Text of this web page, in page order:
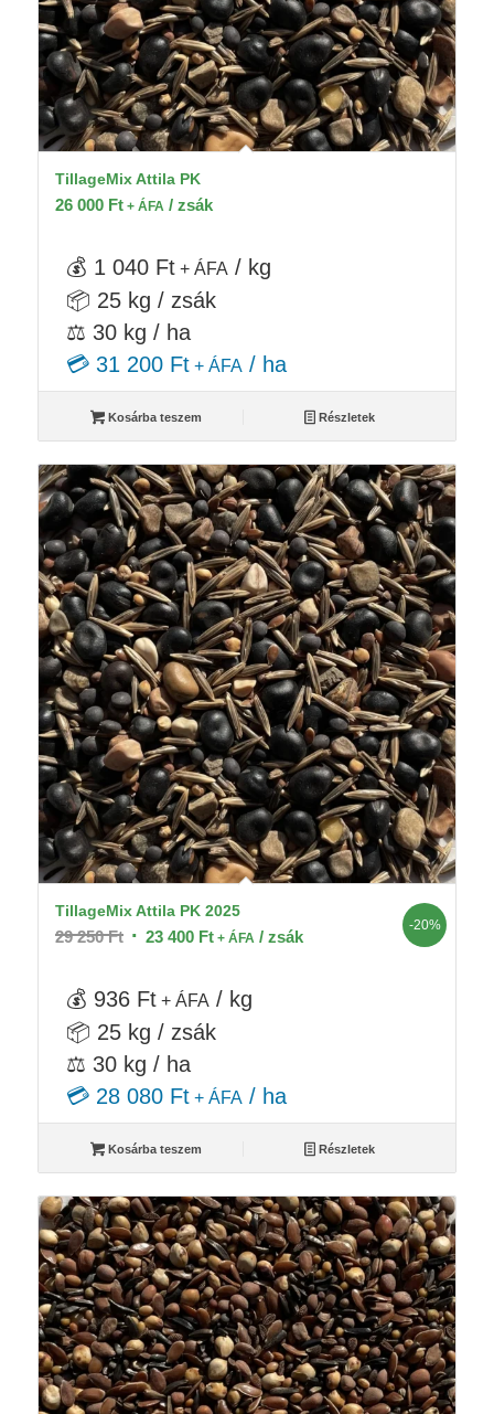
TillageMix Attila PK
26 000 Ft+ ÁFA / zsák
💰 1 040 Ft+ ÁFA / kg
📦 25 kg / zsák
⚖️ 30 kg / ha
💳 31 200 Ft+ ÁFA/ ha
Kosárba teszem Részletek
TillageMix Attila PK 2025
29 250Ft Original
29
250 Ft.
23 400 FtCurrent
23
400 Ft.
+ ÁFA / zsák
-20%
💰 936 Ft+ ÁFA / kg
📦 25 kg / zsák
⚖️ 30 kg / ha
💳 28 080 Ft+ ÁFA/ ha
Kosárba teszem Részletek